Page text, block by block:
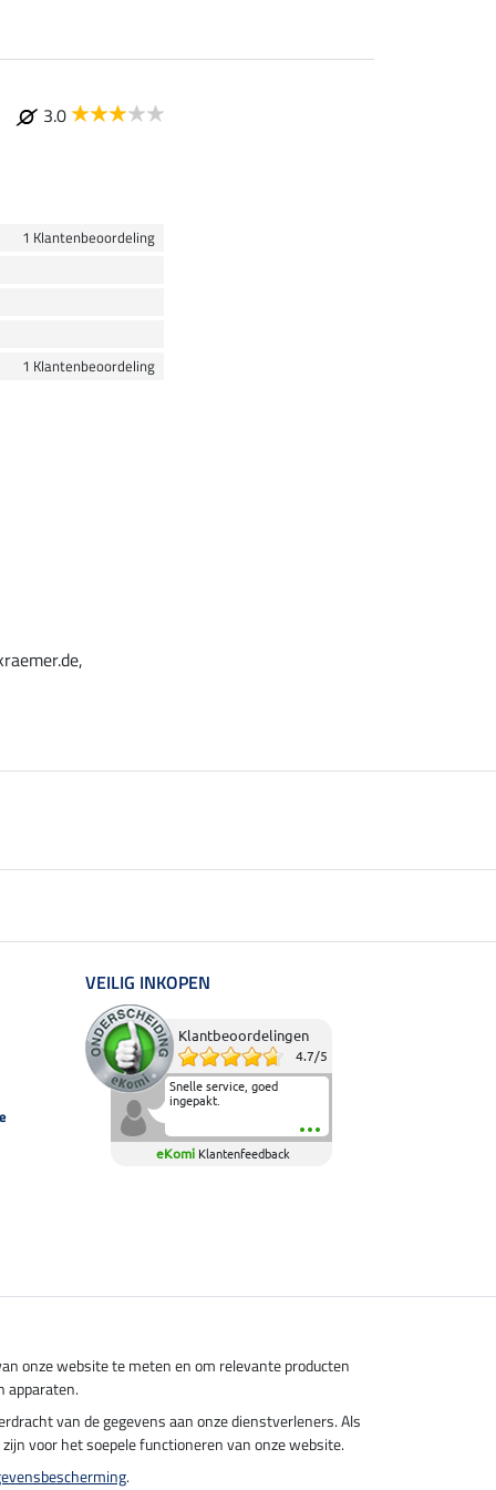
3.0
1 Klantenbeoordeling
1 Klantenbeoordeling
VEILIG INKOPEN
Klantbeoordelingen
4.7/5
Snelle service, goed
ingepakt.
eKomi Klantenfeedback
onze website te meten en om relevante producten
apparaten.
van de gegevens aan onze dienstverleners. Als
voor het soepele functioneren van onze website.
.